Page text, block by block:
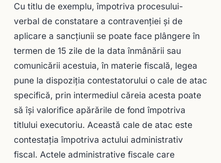
Cu titlu de exemplu, împotriva procesului-
verbal de constatare a contravenţiei şi de
aplicare a sancţiunii se poate face plângere în
termen de 15 zile de la data înmânării sau
comunicării acestuia, în materie fiscală, legea
pune la dispoziţia contestatorului o cale de atac
specifică, prin intermediul căreia acesta poate
să îşi valorifice apărările de fond împotriva
titlului executoriu. Această cale de atac este
contestaţia împotriva actului administrativ
fiscal. Actele administrative fiscale care